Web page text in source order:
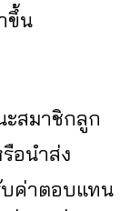
ขึ้น
สมาชิกลูก
อนำส่ง
บค่าตอบแทน